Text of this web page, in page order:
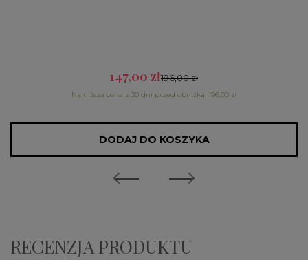
147,00 zł196,00 zł
Najniższa cena z 30 dni przed obniżką: 196,00 zł
DODAJ DO KOSZYKA
RECENZJA PRODUKTU